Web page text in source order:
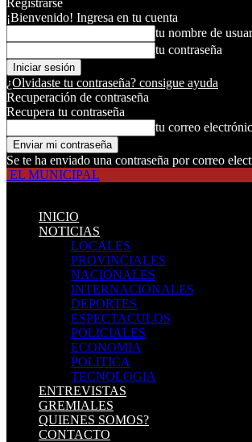
Registrarse
¡Bienvenido! Ingresa en tu cuenta
tu nombre de
tu contraseña
¿Olvidaste tu contraseña? consigue ayuda
Recuperación de contraseña
Recupera tu contraseña
tu correo
Se te ha enviado una contraseña por correo
EL MUNICIPAL
INICIO
NOTICIAS
LOCALES
PROVINCIALES
NACIONALES
INTERNACIONALES
DEPORTES
ESPECTACULOS
POLICIALES
ECONOMIA
POLITICA
TECNOLOGIA
ENTREVISTAS
GREMIALES
QUIENES SOMOS?
CONTACTO